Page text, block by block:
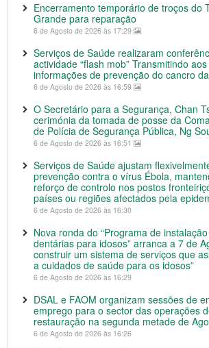
Encerramento temporário de troços do
Grande para reparação
6 de Agosto de 2026 às 17:29
Serviços de Saúde realizaram
actividade “flash mob” Transmitindo
informações de prevenção do cancro
6 de Agosto de 2026 às 16:59
O Secretário para a Segurança, Chan
cerimónia da tomada de posse da
de Polícia de Segurança Pública, Ng
6 de Agosto de 2026 às 16:51
Serviços de Saúde ajustam
prevenção contra o vírus Ébola,
reforço de controlo nos postos
países ou regiões afectados pela
6 de Agosto de 2026 às 16:30
Nova ronda do “Programa de
dentárias para idosos” arranca a 7 de
construir um sistema de serviços que
a cuidados de saúde para os idosos”
6 de Agosto de 2026 às 16:29
DSAL e FAOM organizam sessões de
emprego para o sector das operações
restauração na segunda metade de
6 de Agosto de 2026 às 16:26